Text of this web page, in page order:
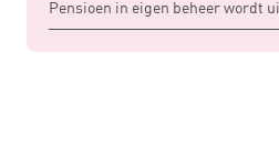
Pensioen in eigen beheer wordt